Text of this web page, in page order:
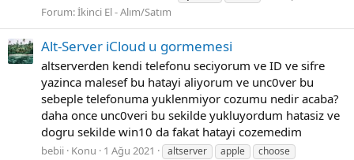
Forum:İkinci El - Alım/Satım
Alt-Server iCloud u gormemesi
altserverden kendi telefonu seciyorum ve ID ve sifre
yazinca malesef bu hatayi aliyorum ve unc0ver bu
sebeple telefonuma yuklenmiyor cozumu nedir acaba?
daha once unc0veri bu sekilde yukluyordum hatasiz ve
dogru sekilde win10 da fakat hatayi cozemedim
bebii Konu 1 Ağu 2021 altserver apple
choose